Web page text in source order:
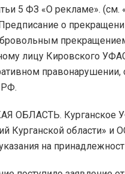
5 ФЗ «О рекламе».
о
лицу Кировского
правонарушении,
ОБЛАСТЬ. Курганское
Курганской области» и
на